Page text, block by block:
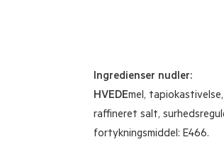
Ingredienser nudler:
HVEDEmel,
raffineret salt,
fortykningsmiddel: E466.